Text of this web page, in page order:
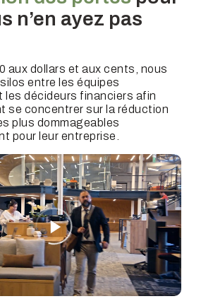
n’en ayez pas
aux dollars et aux cents, nous
entre les équipes
les décideurs financiers afin
se concentrer sur la réduction
plus dommageables
pour leur entreprise.